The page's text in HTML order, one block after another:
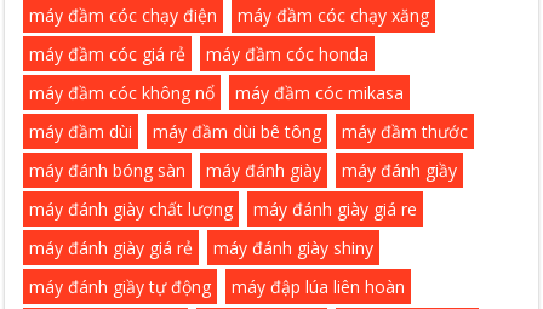
máy đầm cóc chạy điện
máy đầm cóc chạy xăng
máy đầm cóc giá rẻ
máy đầm cóc honda
máy đầm cóc không nổ
máy đầm cóc mikasa
máy đầm dùi
máy đầm dùi bê tông
máy đầm thước
máy đánh bóng sàn
máy đánh giày
máy đánh giầy
máy đánh giày chất lượng
máy đánh giày giá re
máy đánh giày giá rẻ
máy đánh giày shiny
máy đánh giầy tự động
máy đập lúa liên hoàn